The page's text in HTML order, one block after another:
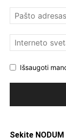
Išsaugoti
Sekite